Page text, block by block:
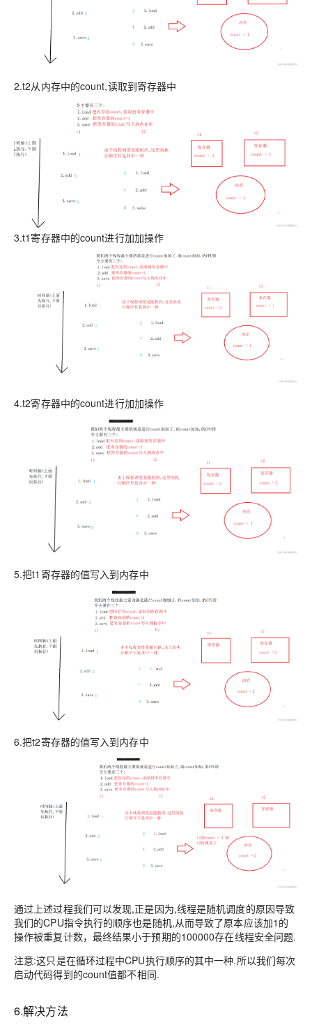
2.t2从内存中的count,读取到寄存器中
3.t1寄存器中的count进行加加操作
4.t2寄存器中的count进行加加操作
5.把t1寄存器的值写入到内存中
6.把t2寄存器的值写入到内存中
通过上述过程我们可以发现,正是因为,线程是随机调度的原因导致
我们的CPU指令执行的顺序也是随机,从而导致了原本应该加1的
操作被重复计数，最终结果小于预期的100000存在线程安全问题.
注意:这只是在循环过程中CPU执行顺序的其中一种.所以我们每次
启动代码得到的count值都不相同.
6.解决方法